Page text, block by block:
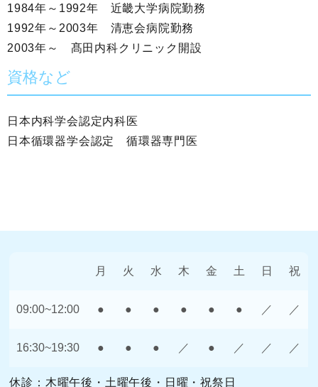
1984年～1992年 近畿大学病院勤務
1992年～2003年 清恵会病院勤務
2003年～ 髙田内科クリニック開設
資格など
日本内科学会認定内科医
日本循環器学会認定 循環器専門医
月 火 水 木 金 土 日 祝
09:00~12:00 ● ● ● ● ● ● ／ ／
16:30~19:30 ● ● ● ／ ● ／ ／ ／
休診：木曜午後・土曜午後・日曜・祝祭日